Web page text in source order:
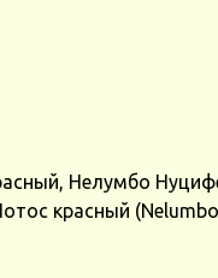
Нелумбо
красный